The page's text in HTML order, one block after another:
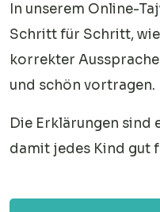
In unserem Online-
Schritt für Schritt,
korrekter
und schön vortragen.
Die Erklärungen sind
damit jedes Kind gut